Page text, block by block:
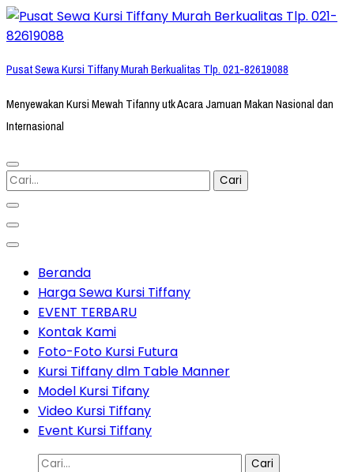
Lompat
ke
(Tekan
Pusat Sewa Kursi Tiffany Murah Berkualitas Tlp. 021-82619088
Menyewakan Kursi Mewah Tifanny utk Acara Jamuan Makan Nasional dan
Internasional
Cari
untuk:
Beranda
Harga Sewa Kursi Tiffany
EVENT TERBARU
Kontak Kami
Foto-Foto Kursi Futura
Kursi Tiffany dlm Table Manner
Model Kursi Tifany
Video Kursi Tiffany
Event Kursi Tiffany
Cari